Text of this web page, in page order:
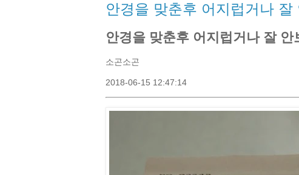
안경을 맞춘후 어지럽거나 잘
안경을 맞춘후 어지럽거나 잘 안
소곤소곤
2018-06-15 12:47:14